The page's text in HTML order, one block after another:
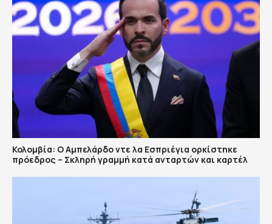
Κολομβία: Ο Αμπελάρδο ντε λα Εσπριέγια ορκίστηκε
πρόεδρος – Σκληρή γραμμή κατά ανταρτών και καρτέλ